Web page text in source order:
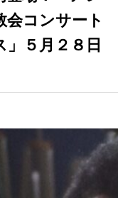
コンサート
」５月２８日